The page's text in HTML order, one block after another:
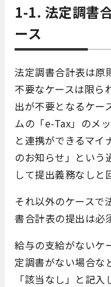
1-1. 法定調書
ース
法定調書合計表は原
不要なケースは限ら
出が不要となるケー
ムの「e-Tax」のメ
と連携ができるマイ
のお知らせ」という
して提出義務なしと
それ以外のケースで
書合計表の提出は必
給与の支給がないケ
定調書がない場合な
「該当なし」と記